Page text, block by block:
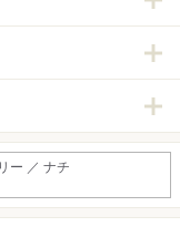
ー ／ ナチ